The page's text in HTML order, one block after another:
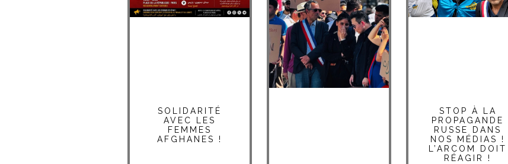
SOLIDARITÉ
AVEC LES
FEMMES
AFGHANES !
STOP À LA
PROPAGANDE
RUSSE DANS
NOS MÉDIAS !
L’ARCOM DOIT
RÉAGIR !